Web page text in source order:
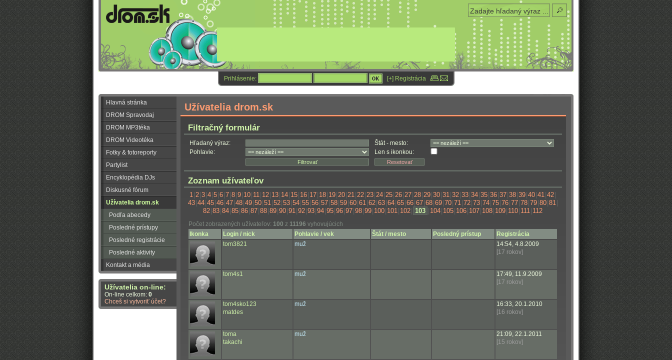
Prihlásenie: [+] Registrácia
Hlavná stránka
DROM Spravodaj
DROM MP3téka
DROM Videotéka
Fotky & fotoreporty
Partylist
Encyklopédia DJs
Diskusné fórum
Užívatelia drom.sk
Podľa abecedy
Posledné prístupy
Posledné registrácie
Posledné aktivity
Kontakt a média
Užívatelia on-line:
On-line celkom: 0
Chceš si vytvoriť účet?
Užívatelia drom.sk
Filtračný formulár
Hľadaný výraz:
Štát - mesto:
Pohlavie:
Len s ikonkou:
Zoznam užívateľov
1 2 3 4 5 6 7 8 9 10 11 12 13 14 15 16 17 18 19 20 21 22 23 24 25 26 27 28 29 30 31 32 33 34 35 36 37 38 39 40 41 42
43| 44| 45| 46| 47| 48| 49| 50| 51| 52| 53| 54| 55| 56| 57| 58| 59| 60| 61| 62| 63| 64| 65| 66| 67| 68| 69| 70| 71| 72| 73| 74| 75| 76| 77| 78| 79| 80| 81|
82 83 84 85 86 87 88 89 90 91 92 93 94 95 96 97 98 99 100 101 102 103 104 105 106 107 108 109 110 111 112
Počet zobrazených užívateľov: 100 z 11196 vyhovujúcich
Ikonka
Login / nick Pohlavie / vek Štát / mesto Posledný prístup
Registrácia
tom3821
muž
14:54, 4.8.2009
[17 rokov]
tom4s1 muž
17:49, 11.9.2009
[17 rokov]
tom4sko123
matdes
muž
16:33, 20.1.2010
[16 rokov]
toma
takachi
muž
21:09, 22.1.2011
[15 rokov]